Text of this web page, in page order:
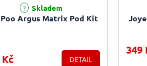
Argus Matrix Pod Kit
hodnocení produktu je 5,0 z 5 hvězdiček.
Skladem
DETAIL
349